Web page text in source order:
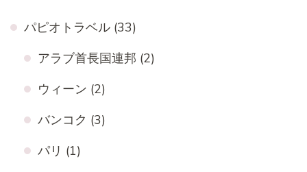
パピオトラベル (33)
アラブ首長国連邦 (2)
ウィーン (2)
バンコク (3)
パリ (1)